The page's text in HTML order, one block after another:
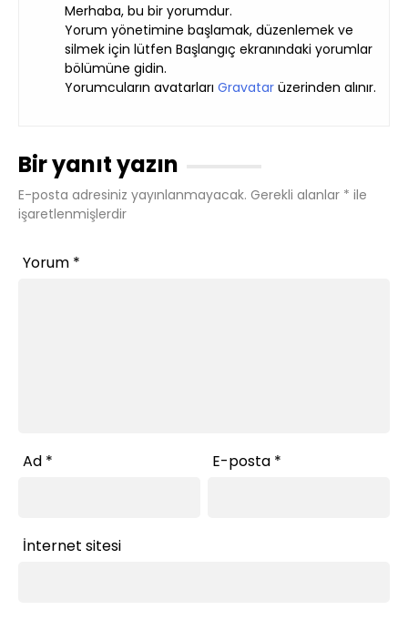
Merhaba, bu bir yorumdur.
Yorum yönetimine başlamak, düzenlemek ve
silmek için lütfen Başlangıç ekranındaki yorumlar
bölümüne gidin.
Yorumcuların avatarları Gravatar üzerinden alınır.
Bir yanıt yazın
E-posta adresiniz yayınlanmayacak. Gerekli alanlar * ile
işaretlenmişlerdir
Yorum *
Ad * E-posta *
İnternet sitesi